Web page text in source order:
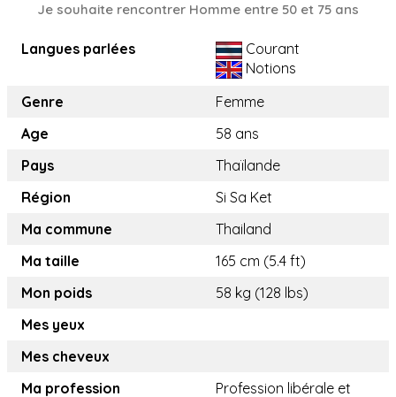
Je souhaite rencontrer Homme entre 50 et 75 ans
Langues parlées
Courant
Notions
Genre
Femme
Age
58 ans
Pays
Thaïlande
Région
Si Sa Ket
Ma commune
Thailand
Ma taille
165 cm (5.4 ft)
Mon poids
58 kg (128 lbs)
Mes yeux
Mes cheveux
Ma profession
Profession libérale et